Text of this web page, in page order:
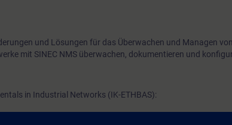
und Lösungen für das Überwachen und Managen
mit SINEC NMS überwachen, dokumentieren und
in Industrial Networks (IK-ETHBAS):